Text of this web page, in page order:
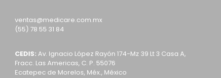
ventas@medicare.com.mx
(55) 78 55 31 84
CEDIS: Av. Ignacio López Rayón 174-Mz 39 Lt 3 Casa A,
Fracc. Las Americas, C. P. 55076
Ecatepec de Morelos, Méx., México